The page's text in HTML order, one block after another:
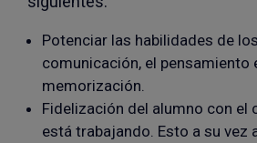
Potenciar las habilidades de
comunicación, el pensamiento
memorización.
Fidelización del alumno con el
está trabajando. Esto a su vez